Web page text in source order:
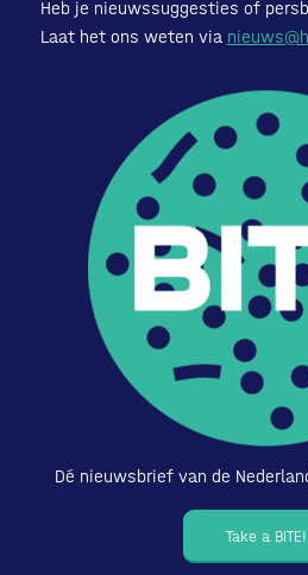
Heb je nieuwssuggesties of
Laat het ons weten via
Dé nieuwsbrief van de
Take a BITE!